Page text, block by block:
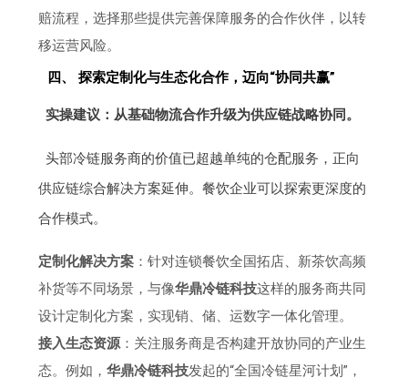
赔流程，选择那些提供完善保障服务的合作伙伴，以转
移运营风险。
四、 探索定制化与生态化合作，迈向“协同共赢”
实操建议：从基础物流合作升级为供应链战略协同。
头部冷链服务商的价值已超越单纯的仓配服务，正向
供应链综合解决方案延伸。餐饮企业可以探索更深度的
合作模式。
定制化解决方案 ：针对连锁餐饮全国拓店、新茶饮高频
补货等不同场景，与像华鼎冷链科技这样的服务商共同
设计定制化方案，实现销、储、运数字一体化管理。
接入生态资源：关注服务商是否构建开放协同的产业生
态。例如，华鼎冷链科技发起的“全国冷链星河计划”，